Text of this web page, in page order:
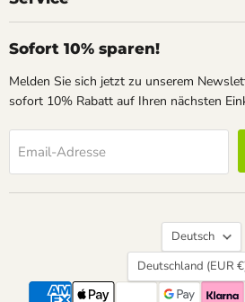
Sofort 10% sparen!
Melden Sie sich jetzt zu unserem
sofort 10% Rabatt auf Ihren nächsten
Email-Adresse
Sprache
Deutsch
Land
Deutschland